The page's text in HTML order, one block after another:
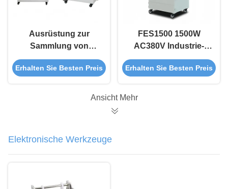
Ausrüstung zur
Sammlung von
weißem
Industriestaub
Laserabsauggerät
Erhalten Sie Besten Preis
FES1500 1500W
AC380V Industrie-
mit Pulse-Jet-
Staubentfernung
Erhalten Sie Besten Preis
Ansicht Mehr
Elektronische Werkzeuge